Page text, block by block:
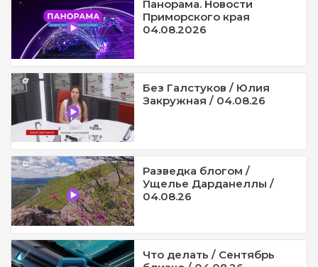
Панорама. Новости
Приморского края
04.08.2026
Без Галстуков / Юлия
Закружная / 04.08.26
Разведка блогом /
Ущелье Дарданеллы /
04.08.26
Что делать / Сентябрь